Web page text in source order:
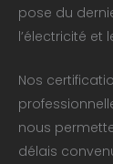
pose du
l’électricité et
Nos
nous
délais